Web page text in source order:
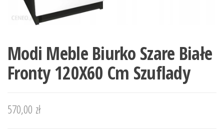
Modi Meble Biurko Szare Białe
Fronty 120X60 Cm Szuflady
570,00 zł